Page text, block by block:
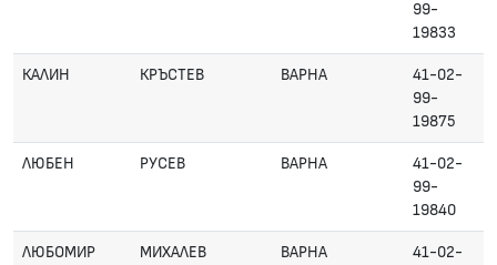
99-
19833
КАЛИН КРЪСТЕВ ВАРНА
41-02-
99-
19875
ЛЮБЕН РУСЕВ ВАРНА
41-02-
99-
19840
ЛЮБОМИР МИХАЛЕВ ВАРНА
41-02-